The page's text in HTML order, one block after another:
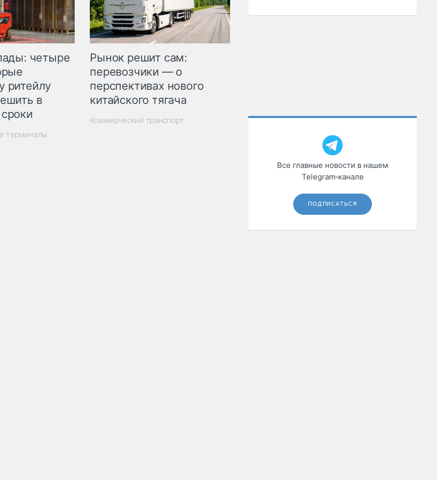
четыре
ритейлу
в
терминалы
Рынок решит сам:
перевозчики — о
перспективах нового
китайского тягача
Коммерческий транспорт
Все главные новости в нашем
Telegram‑канале
ПОДПИСАТЬСЯ